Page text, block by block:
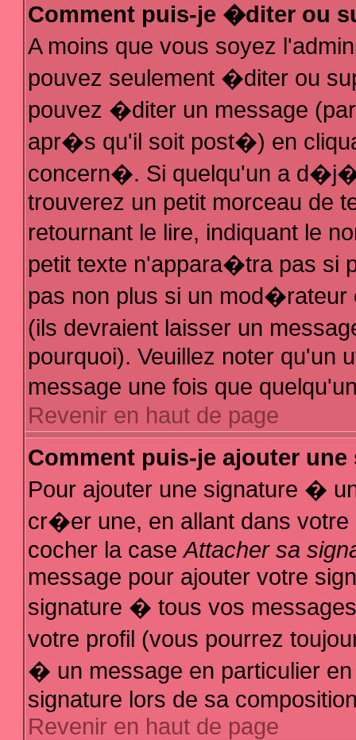
Comment puis-je �diter ou
A moins que vous soyez
pouvez seulement �diter ou
pouvez �diter un message
apr�s qu'il soit post�) en
concern�. Si quelqu'un a
trouverez un petit morceau de
retournant le lire, indiquant le
petit texte n'appara�tra pas si
pas non plus si un
(ils devraient laisser un
pourquoi). Veuillez noter qu'un
message une fois que
Revenir en haut de page
Comment puis-je ajouter
Pour ajouter une signature �
cr�er une, en allant dans
cocher la caseAttacher sa
message pour ajouter votre
signature � tous vos
votre profil (vous pourrez
� un message en particulier
signature lors de sa
Revenir en haut de page